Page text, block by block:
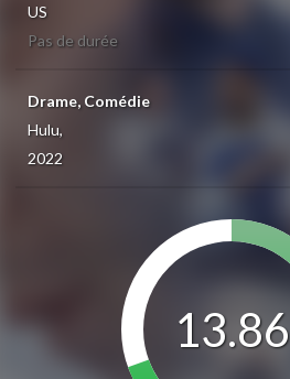
US
Pas de durée
Drame, Comédie
Hulu,
2022
13.86